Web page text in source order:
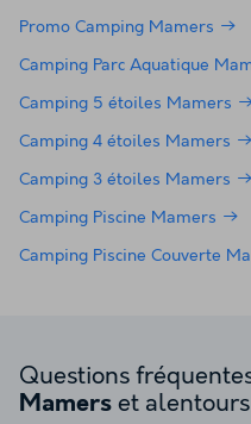
Promo Camping Mamers
Camping Parc Aquatique
Camping 5 étoiles Mamers
Camping 4 étoiles Mamers
Camping 3 étoiles Mamers
Camping Piscine Mamers
Camping Piscine Couverte
Questions
Mamers et alentours